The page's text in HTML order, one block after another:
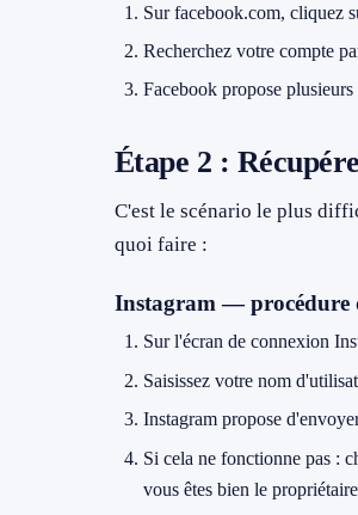
Sur facebook.com, cliquez
Recherchez votre compte
Facebook propose
Étape 2 :
C'est le scénario le plus
quoi faire :
Instagram — procédure
Sur l'écran de connexion
Saisissez votre nom
Instagram propose
Si cela ne fonctionne pas :
vous êtes bien le